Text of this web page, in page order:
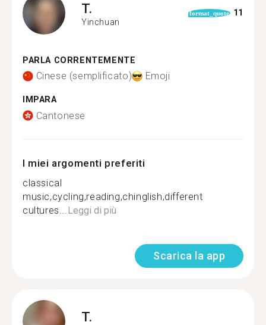
T.
Yinchuan
format_quote 11
PARLA CORRENTEMENTE
Cinese (semplificato) Emoji
IMPARA
Cantonese
I miei argomenti preferiti
classical
music,cycling,reading,chinglish,different
cultures... Leggi di più
Scarica la app
T.